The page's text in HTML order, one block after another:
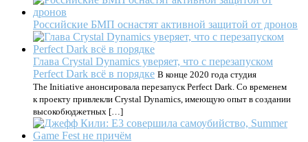
Российские БМП оснастят активной защитой от дронов
Глава Crystal Dynamics уверяет, что с перезапуском
Perfect Dark всё в порядке В конце 2020 года студия
The Initiative анонсировала перезапуск Perfect Dark. Со временем
к проекту привлекли Crystal Dynamics, имеющую опыт в создании
высокобюджетных […]